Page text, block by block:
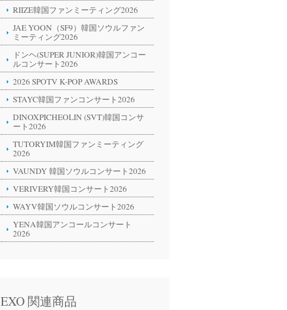
RIIZE韓国ファンミーティング2026
JAE YOON（SF9）韓国ソウルファン
ミーティング2026
ドンヘ(SUPER JUNIOR)韓国アンコー
ルコンサート2026
2026 SPOTV K-POP AWARDS
STAYC韓国ファンコンサート2026
DINOXPICHEOLIN (SVT)韓国コンサ
ート2026
TUTORYIM韓国ファンミーティング
2026
VAUNDY 韓国ソウルコンサート2026
VERIVERY韓国コンサート2026
WAYV韓国ソウルコンサート2026
YENA韓国アンコールコンサート
2026
EXO 関連商品